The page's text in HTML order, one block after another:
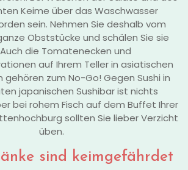
Keime über das Waschwasser
sein. Nehmen Sie deshalb vom
Obststücke und schälen Sie sie
die Tomatenecken und
auf Ihrem Teller in asiatischen
gehören zum No-Go! Gegen Sushi in
japanischen Sushibar ist nichts
bei rohem Fisch auf dem Buffet Ihrer
sollten Sie lieber Verzicht
üben.
sind keimgefährdet